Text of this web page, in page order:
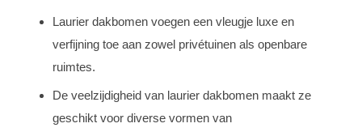
Laurier dakbomen voegen een vleugje luxe en
verfijning toe aan zowel privétuinen als openbare
ruimtes.
De veelzijdigheid van laurier dakbomen maakt ze
geschikt voor diverse vormen van